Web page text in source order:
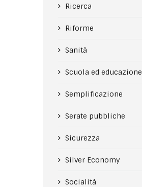
Ricerca
Riforme
Sanità
Scuola ed educazione
Semplificazione
Serate pubbliche
Sicurezza
Silver Economy
Socialità